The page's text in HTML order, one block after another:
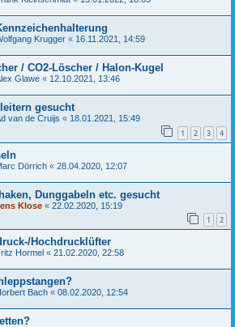
Krugger « 16.11.2021, 14:59
/ CO2-Löscher / Halon-Kugel
Glawe « 12.10.2021, 13:46
gesucht
van de Cruijs « 18.01.2021, 15:49
1 2 3 4
Dörrich « 28.04.2020, 12:07
Dunggabeln etc. gesucht
Klose « 22.02.2020, 15:19
1 2
Hochdrucklüfter
Hormel « 21.02.2020, 22:58
Bach « 08.02.2020, 12:54